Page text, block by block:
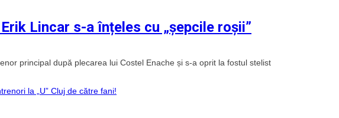
Lincar s-a înțeles cu „șepcile roșii”
principal după plecarea lui Costel Enache și s-a oprit la fostul stelist